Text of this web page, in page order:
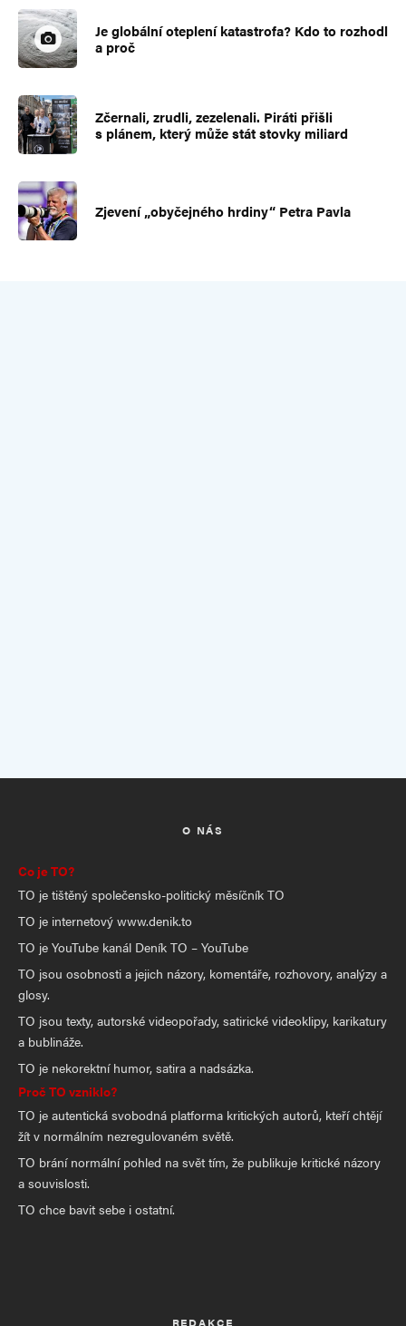
Je globální oteplení katastrofa? Kdo to rozhodl
a proč
Zčernali, zrudli, zezelenali. Piráti přišli
s plánem, který může stát stovky miliard
Zjevení „obyčejného hrdiny“ Petra Pavla
O NÁS
Co je TO?
TO je tištěný společensko-politický měsíčník TO
TO je internetový www.denik.to
TO je YouTube kanál Deník TO – YouTube
TO jsou osobnosti a jejich názory, komentáře, rozhovory, analýzy a
glosy.
TO jsou texty, autorské videopořady, satirické videoklipy, karikatury
a bublináže.
TO je nekorektní humor, satira a nadsázka.
Proč TO vzniklo?
TO je autentická svobodná platforma kritických autorů, kteří chtějí
žít v normálním nezregulovaném světě.
TO brání normální pohled na svět tím, že publikuje kritické názory
a souvislosti.
TO chce bavit sebe i ostatní.
REDAKCE